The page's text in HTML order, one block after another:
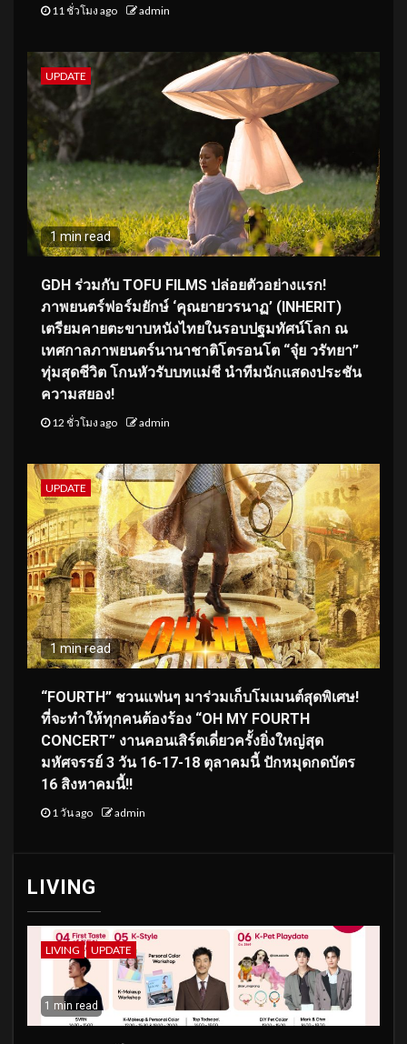
11 ชั่วโมง ago admin
UPDATE
1 min read
GDH ร่วมกับ TOFU FILMS ปล่อยตัวอย่างแรก!
ภาพยนตร์ฟอร์มยักษ์ ‘คุณยายวรนาฏ’ (INHERIT)
เตรียมคายตะขาบหนังไทยในรอบปฐมทัศน์โลก ณ
เทศกาลภาพยนตร์นานาชาติโตรอนโต “จุ๋ย วรัทยา”
ทุ่มสุดชีวิต โกนหัวรับบทแม่ชี นำทีมนักแสดงประชัน
ความสยอง!
12 ชั่วโมง ago admin
UPDATE
1 min read
“FOURTH” ชวนแฟนๆ มาร่วมเก็บโมเมนต์สุดพิเศษ!
ที่จะทำให้ทุกคนต้องร้อง “OH MY FOURTH
CONCERT” งานคอนเสิร์ตเดี่ยวครั้งยิ่งใหญ่สุด
มหัศจรรย์ 3 วัน 16-17-18 ตุลาคมนี้ ปักหมุดกดบัตร
16 สิงหาคมนี้!!
1 วัน ago admin
LIVING
LIVING UPDATE
1 min read